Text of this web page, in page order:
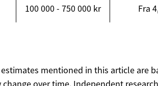
100 000 - 750 000 kr Fra
estimates mentioned in this article are